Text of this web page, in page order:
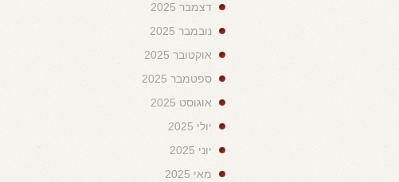
דצמבר 2025
נובמבר 2025
אוקטובר 2025
ספטמבר 2025
אוגוסט 2025
יולי 2025
יוני 2025
מאי 2025